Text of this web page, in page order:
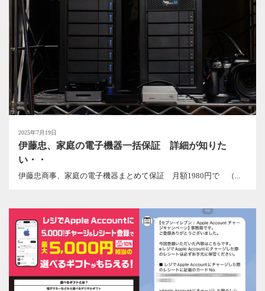
2025年7月19日
伊藤忠、家庭の電子機器一括保証 詳細が知りた
い・・
伊藤忠商事、家庭の電子機器まとめて保証 月額1980円で （...